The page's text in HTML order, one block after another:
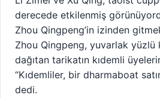
derecede etkilenmiş
Zhou Qingpeng’in izinden
Zhou Qingpeng, yuvarlak yüzlü
dağıtan tarikatın kıdemli
“Kıdemliler, bir dharmaboat
dedi.